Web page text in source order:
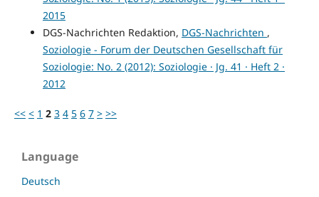
2015
DGS-Nachrichten Redaktion, DGS-Nachrichten ,
Soziologie - Forum der Deutschen Gesellschaft für
Soziologie: No. 2 (2012): Soziologie · Jg. 41 · Heft 2 ·
2012
<< < 1 2 3 4 5 6 7 > >>
Language
Deutsch